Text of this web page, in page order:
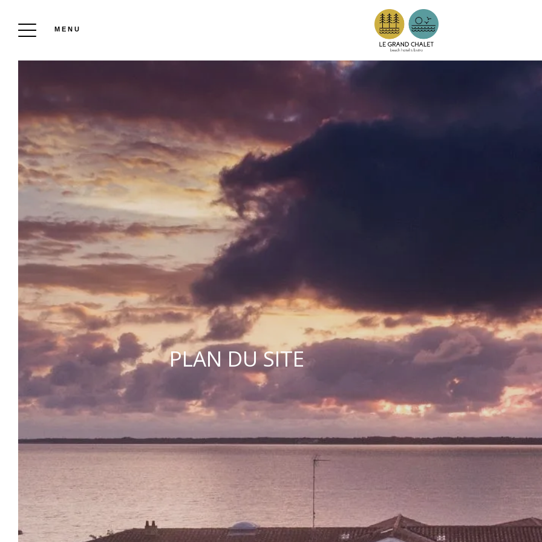
MENU
HÔTEL LE GRAND CHALET
Réserver
Chaque année, de fin mars à fin octobre,
offrez-vous une parenthèse de calme ou des
séjours sportifs et dynamiques sur la Côte
Atlantique. En famille, entre amis, en couple
ou en solitaire, séjournez à La Tremblade,
dans le charmant quartier de Ronce-les-
Bains. Notre hôtel au bord de mer à La
Tremblade est idéal pour les cyclistes, les
jeunes, les surfeurs, les familles et les
PLAN DU SITE